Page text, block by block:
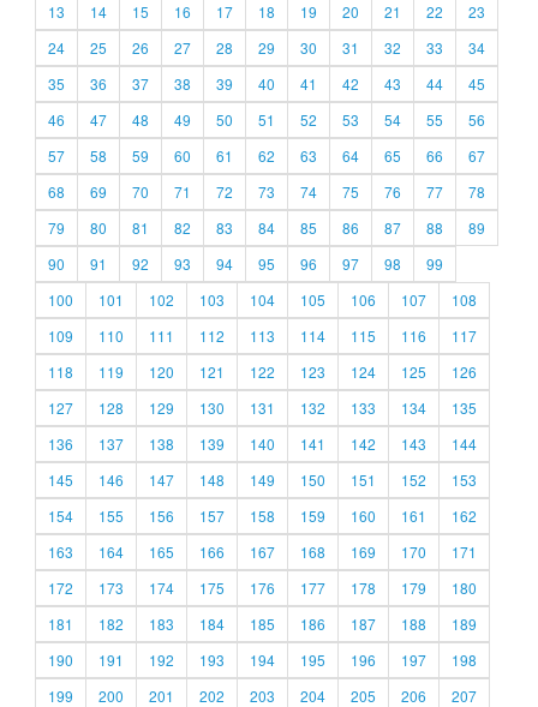
13
14 15 16 17 18 19 20 21 22
23
24
25 26 27 28 29 30 31 32 33
34
35
36 37 38 39 40 41 42 43 44
45
46
47 48 49 50 51 52 53 54 55
56
57
58 59 60 61 62 63 64 65 66
67
68
69 70 71 72 73 74 75 76 77
78
79
80 81 82 83 84 85 86 87 88
89
90
91 92 93 94 95 96 97 98
99
100
101 102 103 104 105 106 107
108
109
110 111 112 113 114 115 116
117
118
119 120 121 122 123 124 125
126
127
128 129 130 131 132 133 134
135
136
137 138 139 140 141 142 143
144
145
146 147 148 149 150 151 152
153
154
155 156 157 158 159 160 161
162
163
164 165 166 167 168 169 170
171
172
173 174 175 176 177 178 179
180
181
182 183 184 185 186 187 188
189
190
191 192 193 194 195 196 197
198
199
200 201 202 203 204 205 206
207